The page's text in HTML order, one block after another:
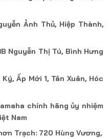
Ảnh Thủ, Hiệp Thành,
Nguyễn Thị Tú, Bình Hưng
Ấp Mới 1, Tân Xuân, Hóc
chính hãng ủy nhiệm
Nam
Trạch: 720 Hùng Vương,